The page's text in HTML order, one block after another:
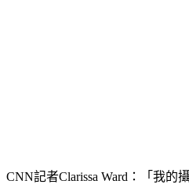
CNN記者Clarissa Ward：「我的